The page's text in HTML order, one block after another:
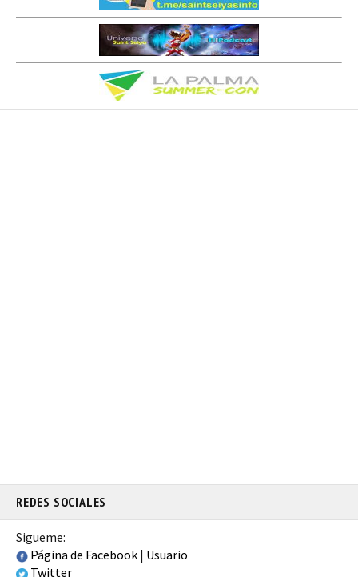
REDES SOCIALES
Sigueme:
Página de Facebook | Usuario
Twitter